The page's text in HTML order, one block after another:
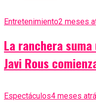
Entretenimiento2 meses
La ranchera
Javi Rous
Espectáculos4 meses